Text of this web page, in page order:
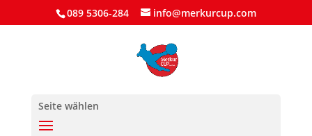
089 5306-284 info@merkurcup.com
Seite wählen